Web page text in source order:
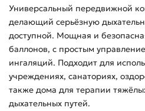
Универсальный передвижной
делающий серьёзную
доступной. Мощная и
баллонов, с простым
ингаляций. Подходит для
учреждениях, санаториях,
также дома для терапии
дыхательных путей.